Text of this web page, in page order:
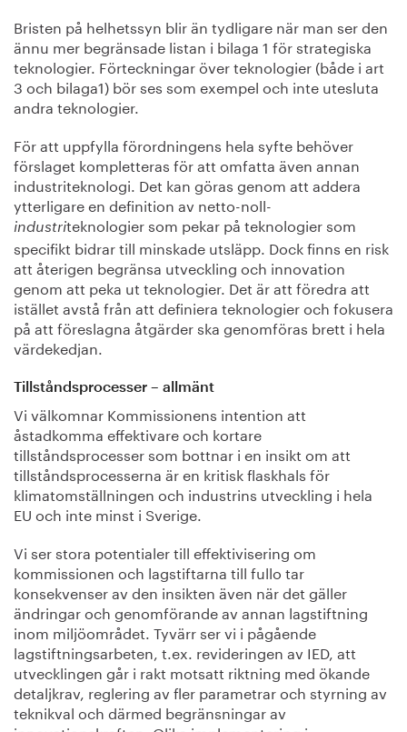
Bristen på helhetssyn blir än tydligare när man ser den
ännu mer begränsade listan i bilaga 1 för strategiska
teknologier. Förteckningar över teknologier (både i art
3 och bilaga1) bör ses som exempel och inte utesluta
andra teknologier.
För att uppfylla förordningens hela syfte behöver
förslaget kompletteras för att omfatta även annan
industriteknologi. Det kan göras genom att addera
ytterligare en definition av netto-noll-
industriteknologier som pekar på teknologier som
specifikt bidrar till minskade utsläpp. Dock finns en risk
att återigen begränsa utveckling och innovation
genom att peka ut teknologier. Det är att föredra att
istället avstå från att definiera teknologier och fokusera
på att föreslagna åtgärder ska genomföras brett i hela
värdekedjan.
Tillståndsprocesser – allmänt
Vi välkomnar Kommissionens intention att
åstadkomma effektivare och kortare
tillståndsprocesser som bottnar i en insikt om att
tillståndsprocesserna är en kritisk flaskhals för
klimatomställningen och industrins utveckling i hela
EU och inte minst i Sverige.
Vi ser stora potentialer till effektivisering om
kommissionen och lagstiftarna till fullo tar
konsekvenser av den insikten även när det gäller
ändringar och genomförande av annan lagstiftning
inom miljöområdet. Tyvärr ser vi i pågående
lagstiftningsarbeten, t.ex. revideringen av IED, att
utvecklingen går i rakt motsatt riktning med ökande
detaljkrav, reglering av fler parametrar och styrning av
teknikval och därmed begränsningar av